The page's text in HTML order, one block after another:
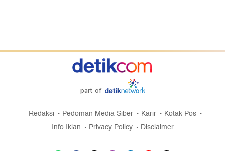
part of
Redaksi Pedoman Media Siber Karir
Kotak Pos
Info Iklan
Privacy Policy Disclaimer